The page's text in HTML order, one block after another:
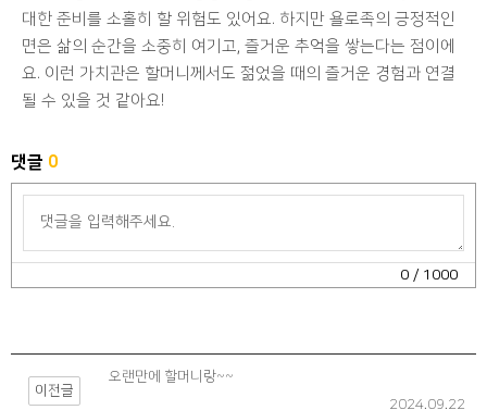
대한 준비를 소홀히 할 위험도 있어요. 하지만 욜로족의 긍정적인
면은 삶의 순간을 소중히 여기고, 즐거운 추억을 쌓는다는 점이에
요. 이런 가치관은 할머니께서도 젊었을 때의 즐거운 경험과 연결
될 수 있을 것 같아요!
댓글 0
0 / 1000
이전글
오랜만에 할머니랑~~
2024.09.22